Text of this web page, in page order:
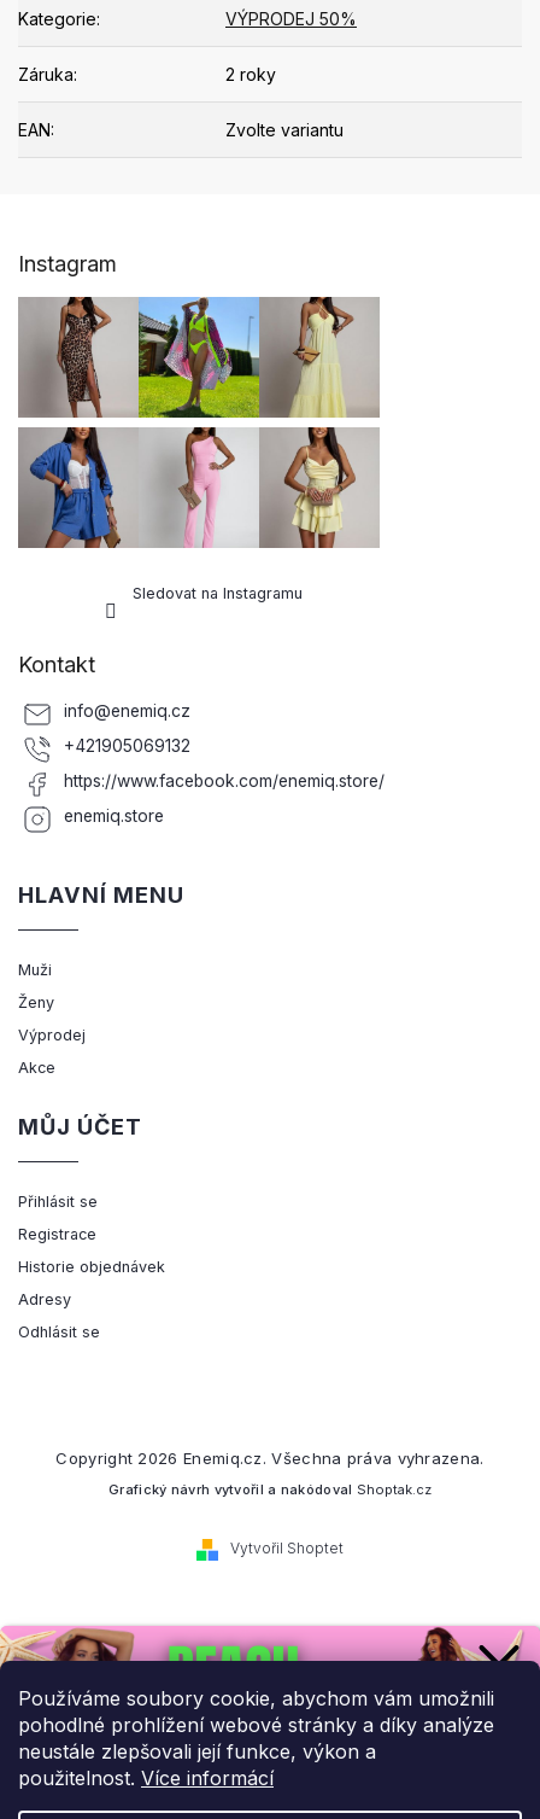
Používáme soubory cookie, abychom vám umožnili
pohodlné prohlížení webové stránky a díky analýze
neustále zlepšovali její funkce, výkon a
použitelnost. Více informácí
Kategorie: VÝPRODEJ 50%
Záruka: 2 roky
EAN: Zvolte variantu
Instagram
Sledovat na Instagramu
Kontakt
info@enemiq.cz
+421905069132
https://www.facebook.com/enemiq.store/
enemiq.store
HLAVNÍ MENU
Muži
Ženy
Výprodej
Akce
MŮJ ÚČET
Přihlásit se
Registrace
Historie objednávek
Adresy
Odhlásit se
Vytvořil Shoptet
Copyright 2026 Enemiq.cz. Všechna práva vyhrazena.
Grafický návrh vytvořil a nakódoval Shoptak.cz
Přihlaste se k našemu
newsletteru.
Budeme vám posílat informace o našich novinkách a slevových
akcích.